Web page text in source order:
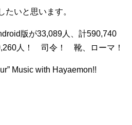
いと思います。
版が33,089人、計590,740
人！ 司令！ 靴、ローマ！
Music with Hayaemon!!